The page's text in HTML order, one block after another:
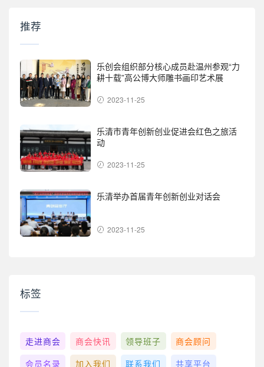
推荐
乐创会组织部分核心成员赴温州参观“力
耕十载”高公博大师雕书画印艺术展
2023-11-25
乐清市青年创新创业促进会红色之旅活
动
2023-11-25
乐清举办首届青年创新创业对话会
2023-11-25
标签
走进商会 商会快讯 领导班子
商会顾问
会员名录
加入我们 联系我们 共享平台